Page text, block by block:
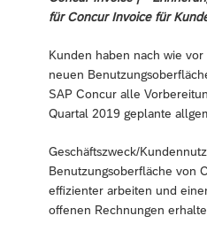
für Concur Invoice für
Kunden haben nach wie
neuen
SAP Concur alle
Quartal 2019 geplante
Geschäftszweck/
Benutzungsoberfläche von
effizienter arbeiten und
offenen Rechnungen